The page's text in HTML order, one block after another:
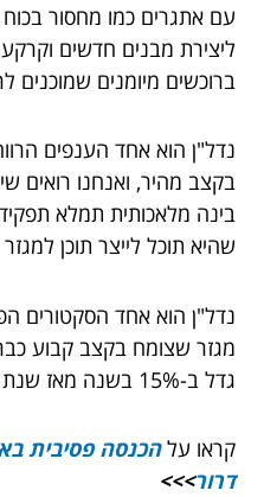
עם אתגרים כמו מחסור בכוח
ליצירת מבנים חדשים
ברוכשים מיומנים שמוכנים
נדל"ן הוא אחד הענפים
בקצב מהיר, ואנחנו רואים
בינה מלאכותית תמלא תפקיד
שהיא תוכל לייצר תוכן
נדל"ן הוא אחד הסקטורים
מגזר שצומח בקצב קבוע
גדל ב-15% בשנה מאז שנת 2000.
קראו עלהכנסה פסיבית
דרור>>>